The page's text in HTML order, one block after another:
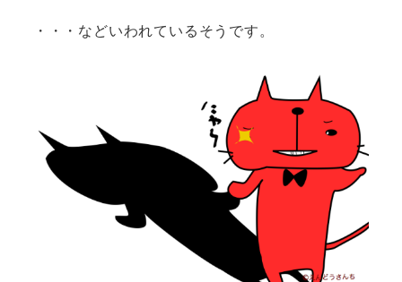
・・・などいわれているそうです。